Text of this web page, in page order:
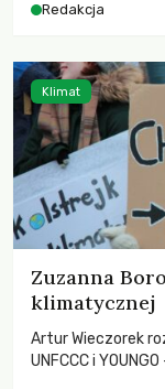
odnotowano
kryzysami i
Redakcja
Zuzanna
klimatycznej
Artur Wieczorek
UNFCCC i
Klimat